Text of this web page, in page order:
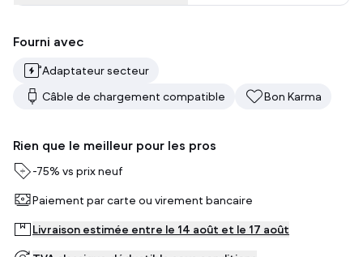
Fourni avec
Adaptateur secteur
Câble de chargement compatible
Bon Karma
Rien que le meilleur pour les pros
-75% vs prix neuf
Paiement par carte ou virement bancaire
Livraison estimée entre le 14 août et le 17 août